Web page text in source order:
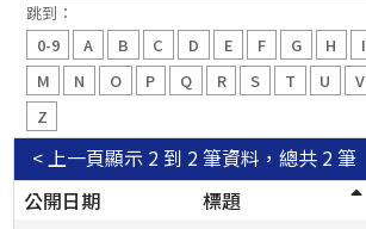
跳到：
0-9
A B C D E F G H I
M
N O P Q R S T U V
Z
顯示 2 到 2 筆資料，總共 2 筆
< 上一頁
公開日期
標題